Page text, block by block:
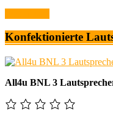
Konfektionierte
All4u BNL 3